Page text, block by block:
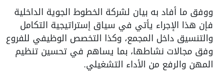
ووفق ما أفاد به بيان لشركة الخطوط الجوية الداخلية
فإن هذا الإجراء يأتي في سياق إستراتيجية التكامل
والتنسيق داخل المجمع، وكذا التخصص الوظيفي للفروع
وفق مجالات نشاطها، بما يساهم في تحسين تنظيم
المهن والرفع من الأداء التشغيلي.